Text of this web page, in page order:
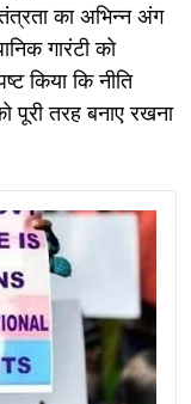
का अभिन्न अंग
गारंटी को
किया कि नीति
पूरी तरह बनाए रखना